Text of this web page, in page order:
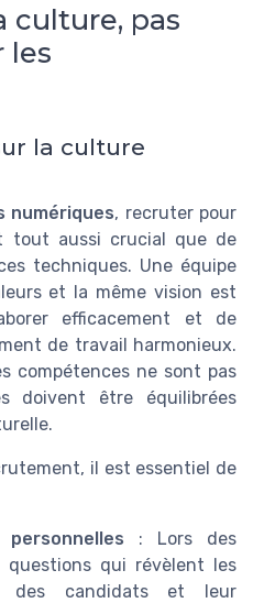
culture, pas
les
la culture
numériques, recruter pour
tout aussi crucial que de
techniques. Une équipe
et la même vision est
efficacement et de
de travail harmonieux.
compétences ne sont pas
doivent être équilibrées
il est essentiel de
: Lors des
questions qui révèlent les
des candidats et leur